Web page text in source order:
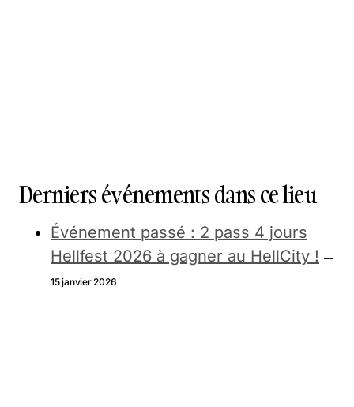
Derniers événements dans ce lieu
Événement passé : 2 pass 4 jours
Hellfest 2026 à gagner au HellCity ! —
15 janvier 2026